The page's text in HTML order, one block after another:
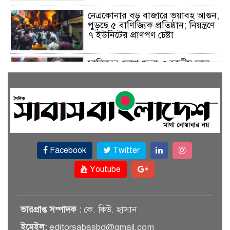
নেত্রকোনার বড় বাজারে ভয়াবহ আগুন,
পুড়ছে ৫ বাণিজ্যিক প্রতিষ্ঠান; নিয়ন্ত্রণে
৭ ইউনিটের প্রাণপণ চেষ্টা
সাকিবের দেশে ফেরা ও জাতীয় দলে
ফেরার সম্ভাবনা নেই, ইঙ্গিত ক্রীড়া
ফেসবুকে যুক্ত হলো বিকাশ, সহজ
হলো ডিজিটাল পেমেন্ট
বৃষ্টি উপেক্ষা করে ‘জুলাই গণঅভ্যুত্থান
স্মৃতি জাদুঘরে’ দর্শনার্থীদের ঢল
সেমিকন্ডাক্টর খাতে সুখবর, আসছে
বিশেষ প্রণোদনা
Facebook
Twitter
Youtube
ভারপ্রাপ্ত সম্পাদক : কে. কিউ. হাসান
ইমেইল: editorsabasbd@gmail.com